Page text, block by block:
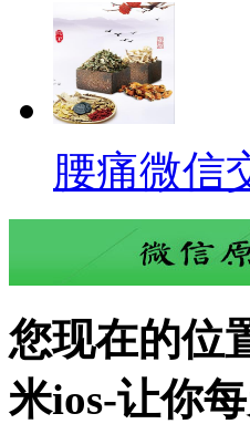
腰痛微信
您现在的位
米ios-让你